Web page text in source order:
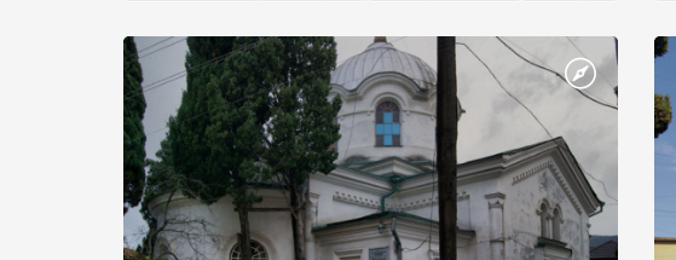
диктувати свої умови візантійському імператору Василю ІІ,
Херсонесі Володимир-язичник, став Василем-
християнином. А потім було Хрещення Русі. На честь
Херсонесу Таврійського названо місто […]